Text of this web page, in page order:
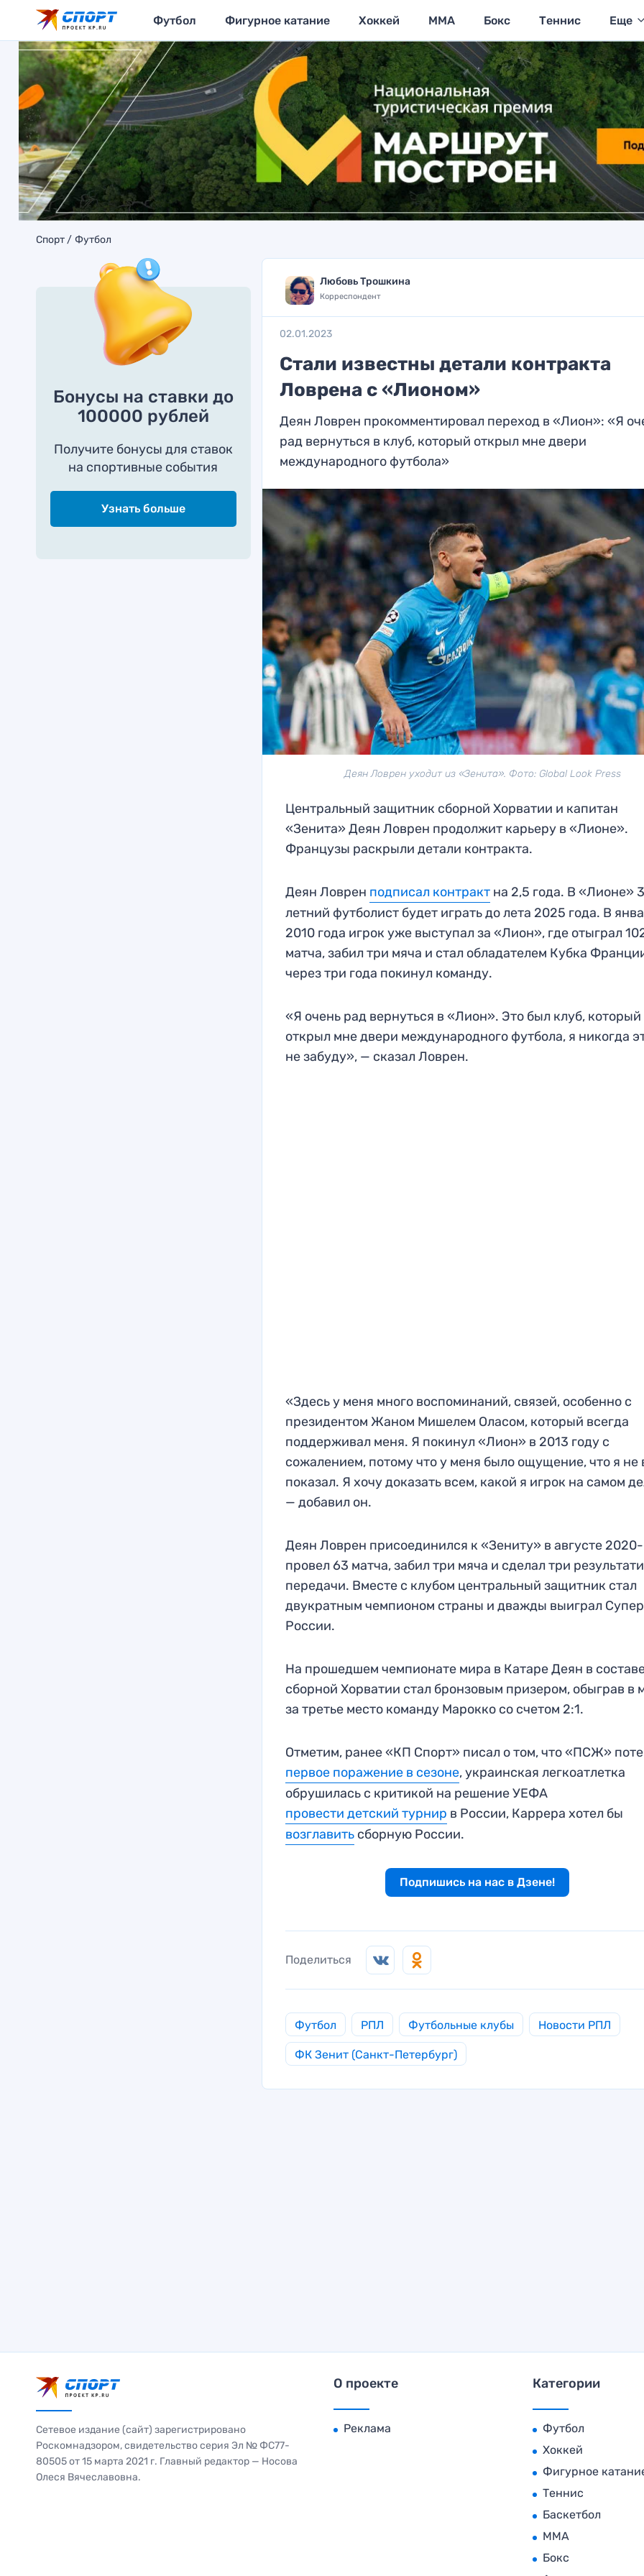
Футбол Фигурное катание Хоккей MMA Бокс Теннис Еще
Спорт Футбол
Бонусы на ставки до
100000 рублей
Получите бонусы для ставок
на спортивные события
Узнать больше
Любовь Трошкина
Корреспондент
02.01.2023
Стали известны детали контракта
Ловрена с «Лионом»
Деян Ловрен прокомментировал переход в «Лион»: «Я
рад вернуться в клуб, который открыл мне двери
международного футбола»
Деян Ловрен уходит из «Зенита». Фото: Global Look Press
Центральный защитник сборной Хорватии и капитан
«Зенита» Деян Ловрен продолжит карьеру в «Лионе».
Французы раскрыли детали контракта.
Деян Ловрен подписал контракт на 2,5 года. В «Лионе»
летний футболист будет играть до лета 2025 года. В
2010 года игрок уже выступал за «Лион», где отыграл
матча, забил три мяча и стал обладателем Кубка
через три года покинул команду.
«Я очень рад вернуться в «Лион». Это был клуб, который
открыл мне двери международного футбола, я никогда
не забуду», — сказал Ловрен.
«Здесь у меня много воспоминаний, связей, особенно с
президентом Жаном Мишелем Оласом, который всегда
поддерживал меня. Я покинул «Лион» в 2013 году с
сожалением, потому что у меня было ощущение, что я не
показал. Я хочу доказать всем, какой я игрок на самом
— добавил он.
Деян Ловрен присоединился к «Зениту» в августе
провел 63 матча, забил три мяча и сделал три
передачи. Вместе с клубом центральный защитник стал
двукратным чемпионом страны и дважды выиграл
России.
На прошедшем чемпионате мира в Катаре Деян в
сборной Хорватии стал бронзовым призером, обыграв в
за третье место команду Марокко со счетом 2:1.
Отметим, ранее «КП Спорт» писал о том, что «ПСЖ»
первое поражение в сезоне, украинская легкоатлетка
обрушилась с критикой на решение УЕФА
провести детский турнир в России, Каррера хотел бы
возглавить сборную России.
Подпишись на нас в Дзене!
Поделиться
Футбол РПЛ Футбольные клубы Новости РПЛ
ФК Зенит (Санкт-Петербург)
Сетевое издание (сайт) зарегистрировано
Роскомнадзором, свидетельство серия Эл № ФС77-
80505 от 15 марта 2021 г. Главный редактор — Носова
Олеся Вячеславовна.
О проекте
Реклама
Категории
Футбол
Хоккей
Фигурное
Теннис
Баскетбол
MMA
Бокс